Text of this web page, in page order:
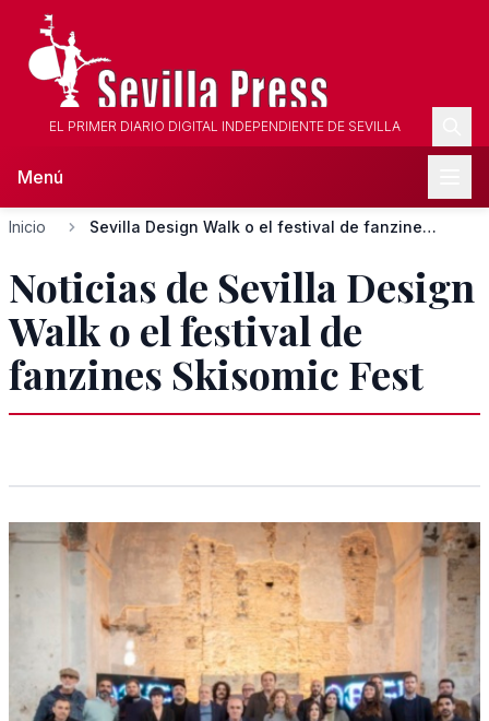
EL PRIMER DIARIO DIGITAL INDEPENDIENTE DE SEVILLA
Menú
Inicio Sevilla Design Walk o el festival de fanzines Skisomic Fest
Noticias de Sevilla Design
Walk o el festival de
fanzines Skisomic Fest